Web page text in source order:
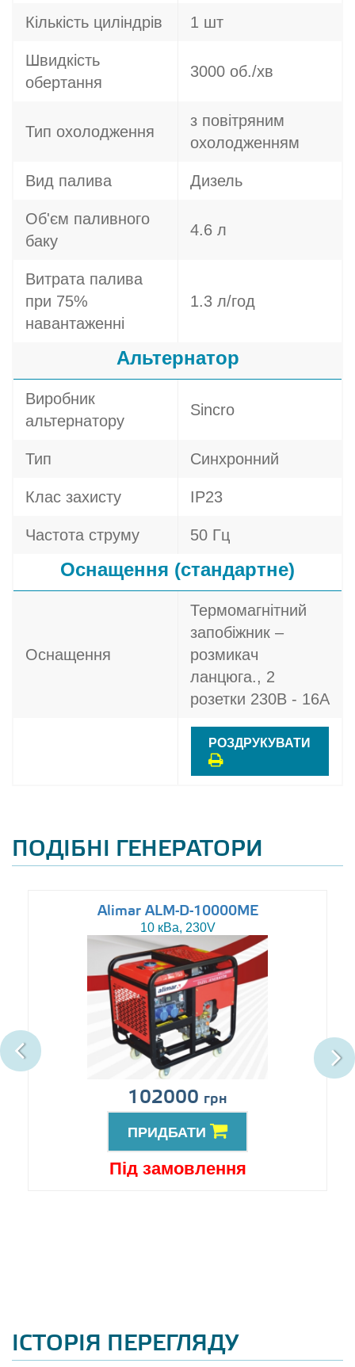
Кількість циліндрів 1 шт
Швидкість
обертання
3000 об./хв
Тип охолодження
з повітряним
охолодженням
Вид палива Дизель
Об'єм паливного
баку
4.6 л
Витрата палива
при 75%
навантаженні
1.3 л/год
Альтернатор
Виробник
альтернатору
Sincro
Тип Синхронний
Клас захисту IP23
Частота струму 50 Гц
Оснащення (стандартне)
Оснащення
Термомагнітний
запобіжник –
розмикач
ланцюга., 2
розетки 230В - 16A
РОЗДРУКУВАТИ
ПОДІБНІ ГЕНЕРАТОРИ
Alimar ALM-D-10000ME
10 кВа, 230V
102000 грн
ПРИДБАТИ
Під замовлення
ІСТОРІЯ ПЕРЕГЛЯДУ